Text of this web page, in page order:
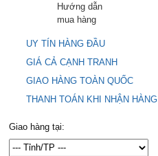
Hướng dẫn
mua hàng
UY TÍN HÀNG ĐẦU
GIÁ CẢ CẠNH TRANH
GIAO HÀNG TOÀN QUỐC
THANH TOÁN KHI NHẬN HÀNG
Giao hàng tại: